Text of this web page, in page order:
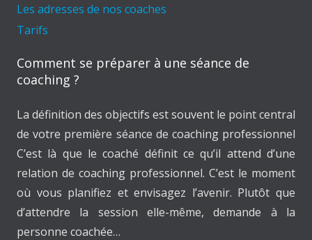
Les adresses de nos coaches
Tarifs
Comment se préparer à une séance de
coaching ?
La définition des objectifs est souvent le point central
de votre première séance de coaching professionnel
C’est là que le coaché définit ce qu’il attend d’une
relation de coaching professionnel. C’est le moment
où vous planifiez et envisagez l’avenir. Plutôt que
d’attendre la session elle-même, demande à la
personne coachée…